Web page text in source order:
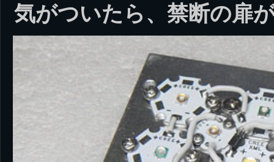
気がついたら、禁断の扉